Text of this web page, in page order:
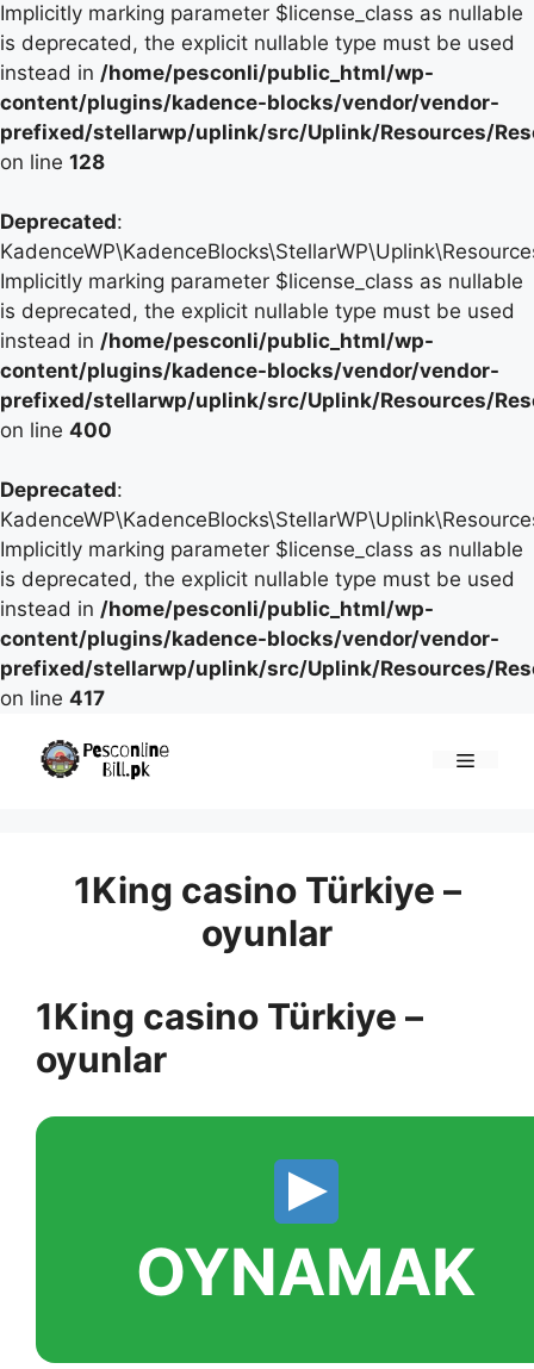
Implicitly marking parameter $license_class as nullable
is deprecated, the explicit nullable type must be used
instead in /home/pesconli/public_html/wp-
content/plugins/kadence-blocks/vendor/vendor-
prefixed/stellarwp/uplink/src/Uplink/Resources/
on line 128
Deprecated:
Implicitly marking parameter $license_class as nullable
is deprecated, the explicit nullable type must be used
instead in /home/pesconli/public_html/wp-
content/plugins/kadence-blocks/vendor/vendor-
prefixed/stellarwp/uplink/src/Uplink/Resources/
on line 400
Deprecated:
Implicitly marking parameter $license_class as nullable
is deprecated, the explicit nullable type must be used
instead in /home/pesconli/public_html/wp-
content/plugins/kadence-blocks/vendor/vendor-
prefixed/stellarwp/uplink/src/Uplink/Resources/
on line 417
1King casino Türkiye –
oyunlar
1King casino Türkiye –
oyunlar
OYNAMAK